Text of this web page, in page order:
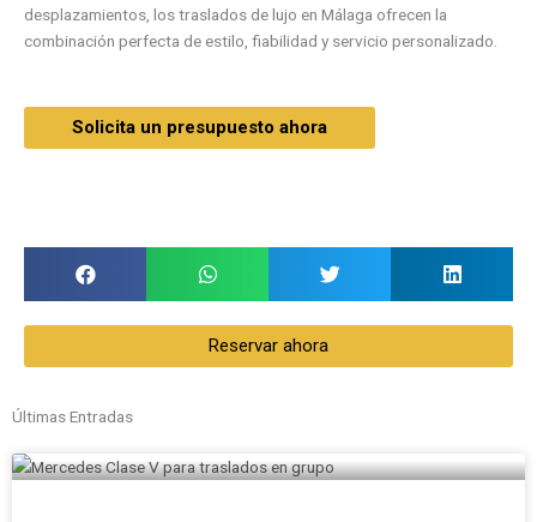
desplazamientos, los traslados de lujo en Málaga ofrecen la
combinación perfecta de estilo, fiabilidad y servicio personalizado.
Solicita un presupuesto ahora
Reservar ahora
Últimas Entradas